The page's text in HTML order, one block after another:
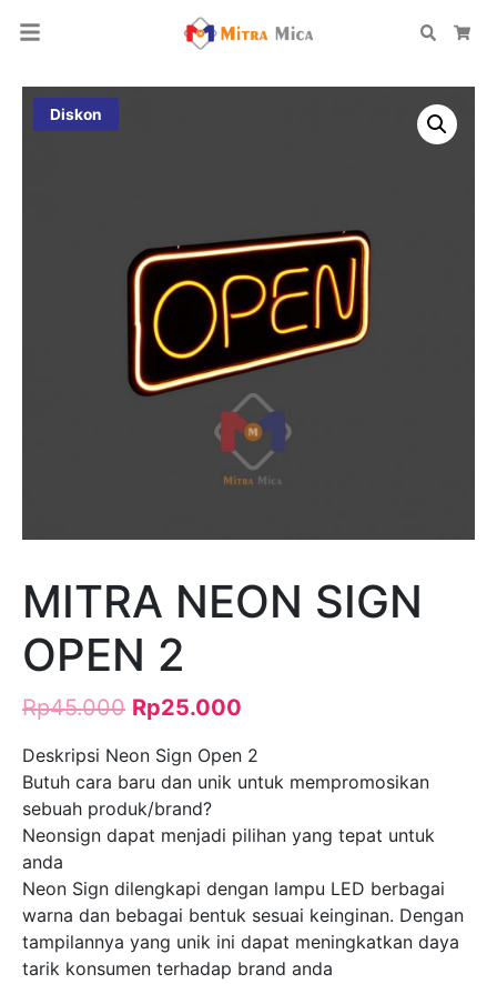
Search
Diskon
MITRA NEON SIGN
OPEN 2
Rp45.000 Rp25.000
Deskripsi Neon Sign Open 2
Butuh cara baru dan unik untuk mempromosikan
sebuah produk/brand?
Neonsign dapat menjadi pilihan yang tepat untuk
anda
Neon Sign dilengkapi dengan lampu LED berbagai
warna dan bebagai bentuk sesuai keinginan. Dengan
tampilannya yang unik ini dapat meningkatkan daya
tarik konsumen terhadap brand anda